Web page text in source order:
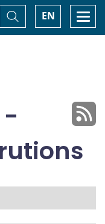
EN
Basculer
la
recherche
-